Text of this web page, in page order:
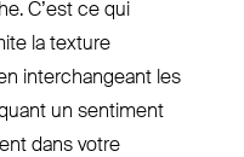
C’est ce qui
la texture
inter­changeant les
un sentiment
dans votre